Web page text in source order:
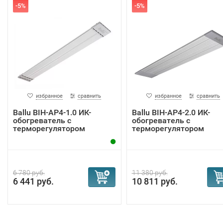
-5%
избранное сравнить
Ballu BIH-AP4-1.0 ИК-
обогреватель с
терморегулятором
6 780 руб.
6 441 руб.
-5%
избранное сравнить
Ballu BIH-AP4-2.0 ИК-
обогреватель с
терморегулятором
11 380 руб.
10 811 руб.